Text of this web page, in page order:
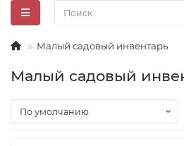
Малый садовый инвентарь
Малый садовый